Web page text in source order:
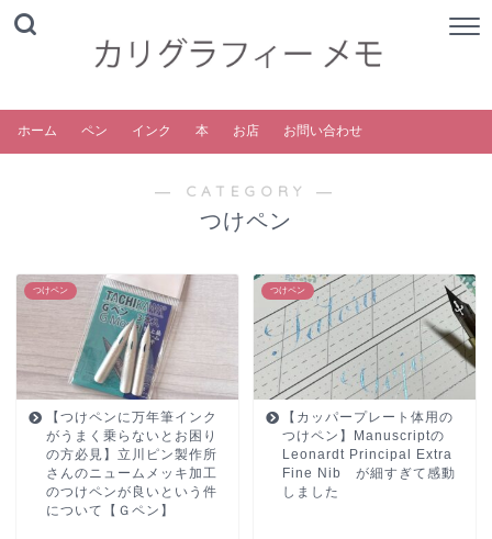
ホーム ペン インク 本 お店 お問い合わせ
― CATEGORY ―
つけペン
つけペン
【つけペンに万年筆インク
がうまく乗らないとお困り
の方必見】立川ピン製作所
さんのニュームメッキ加工
のつけペンが良いという件
について【Ｇペン】
つけペン
【カッパープレート体用の
つけペン】Manuscriptの
Leonardt Principal Extra
Fine Nib が細すぎて感動
しました